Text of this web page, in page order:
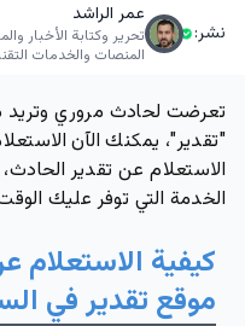
نشر:
عمر الراشد
تحرير وكتابة الأخبار
المنصات والخدمات
تعرضت لحادث مروري وتريد
"تقدير"، يمكنك الآن
الاستعلام عن تقدير
الخدمة التي توفر عليك
كيفية الاستعلام
موقع تقدير في